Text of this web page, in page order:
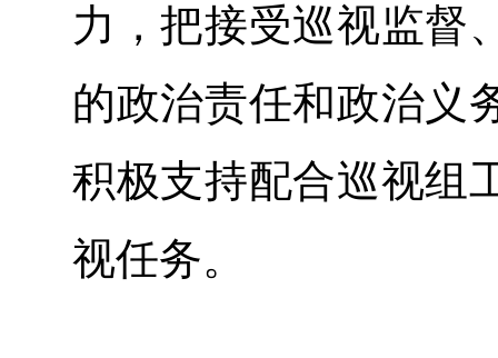
力，把接受巡视监督
的政治责任和政治义
积极支持配合巡视组
视任务。